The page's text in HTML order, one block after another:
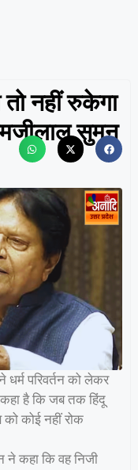
तो नहीं रुकेगा
सुमन
धर्म परिवर्तन को लेकर
कहा है कि जब तक हिंदू
को कोई नहीं रोक
ने कहा कि वह निजी